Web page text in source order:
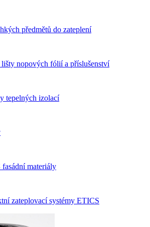
předmětů do zateplení
nopových fólií a příslušenství
tepelných izolací
materiály
zateplovací systémy ETICS